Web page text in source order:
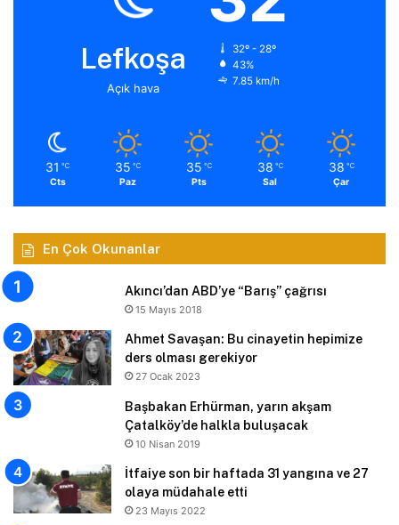
Lefkoşa
Açık hava
32º - 28º
43%
7.85 km/h
31 ℃
Cts
35 ℃
Paz
35 ℃
Pts
38 ℃
Sal
38 ℃
Çar
En Çok Okunanlar
Akıncı’dan ABD’ye “Barış” çağrısı
15 Mayıs 2018
Ahmet Savaşan: Bu cinayetin hepimize
ders olması gerekiyor
27 Ocak 2023
Başbakan Erhürman, yarın akşam
Çatalköy’de halkla buluşacak
10 Nisan 2019
İtfaiye son bir haftada 31 yangına ve 27
olaya müdahale etti
23 Mayıs 2022